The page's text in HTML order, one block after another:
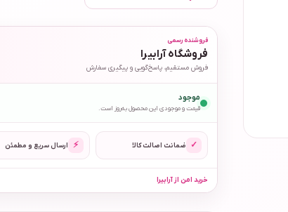
فروشنده رسمی
فروشگاه آرابیرا
فروش مستقیم، پاسخ‌گویی و پیگیری سفارش
موجود
قیمت و موجودی این محصول به‌روز است.
✓ ضمانت اصالت کالا ⚡ ارسال سریع و مطمئن
خرید امن از آرابیرا